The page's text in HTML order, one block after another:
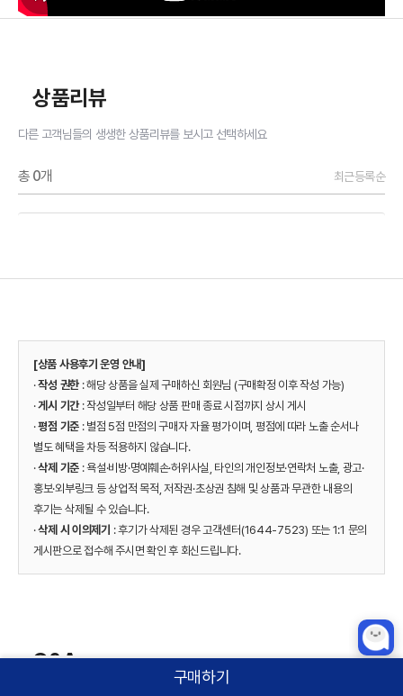
상품리뷰
다른 고객님들의 생생한 상품리뷰를 보시고 선택하세요
총 0개 최근등록순
[상품 사용후기 운영 안내]
·작성 권한 : 해당 상품을 실제 구매하신 회원님 (구매확정 이후 작성 가능)
·게시 기간: 작성일부터 해당 상품 판매 종료 시점까지 상시 게시
·평점 기준 : 별점 5점 만점의 구매자 자율 평가이며, 평점에 따라 노출 순서나
별도 혜택을 차등 적용하지 않습니다.
·삭제 기준 : 욕설·비방·명예훼손·허위사실, 타인의 개인정보·연락처 노출, 광고·
홍보·외부링크 등 상업적 목적, 저작권·초상권 침해 및 상품과 무관한 내용의
후기는 삭제될 수 있습니다.
·삭제 시 이의제기 : 후기가 삭제된 경우 고객센터(1644-7523) 또는 1:1 문의
게시판으로 접수해 주시면 확인 후 회신드립니다.
Q&A
구매하시려는 상품에 대해 궁금한 점이 있으신 경우 문의해주세요.
구매하기